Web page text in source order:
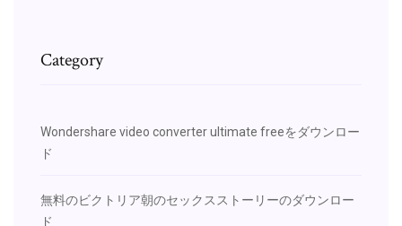
Category
Wondershare video converter ultimate freeをダウンロー
ド
無料のビクトリア朝のセックスストーリーのダウンロー
ド